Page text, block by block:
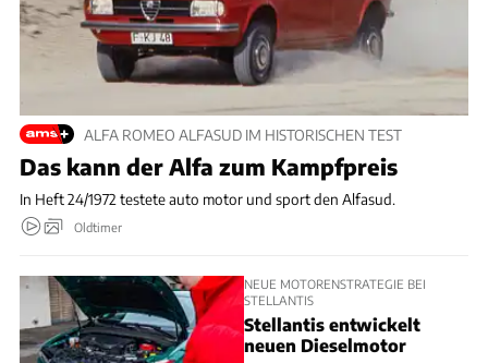
ALFA ROMEO ALFASUD IM HISTORISCHEN TEST
Das kann der Alfa zum Kampfpreis
In Heft 24/1972 testete auto motor und sport den Alfasud.
Oldtimer
NEUE MOTORENSTRATEGIE BEI
STELLANTIS
Stellantis entwickelt
neuen Dieselmotor